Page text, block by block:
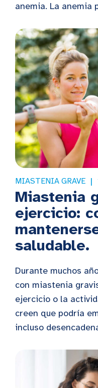
anemia. La anemia
MIASTENIA GRAVE
Miastenia
ejercicio:
saludable.
Durante muchos
con miastenia
ejercicio o la
creen que podría
incluso